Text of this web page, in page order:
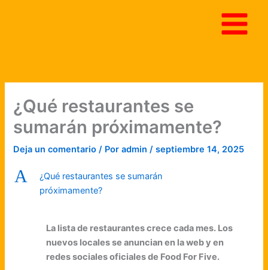
¿Qué restaurantes se
sumarán próximamente?
Deja un comentario / Poradmin/septiembre 14, 2025
A
¿Qué restaurantes se sumarán
próximamente?
La lista de restaurantes crece cada mes. Los
nuevos locales se anuncian en la web y en
redes sociales oficiales de Food For Five.